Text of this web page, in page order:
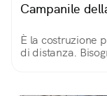
Campanile
È la costruzione
di distanza.